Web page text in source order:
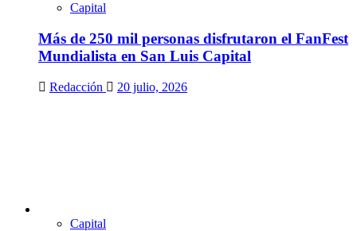
Capital
Más de 250 mil personas disfrutaron el FanFest
Mundialista en San Luis Capital
Redacción 20 julio, 2026
Capital